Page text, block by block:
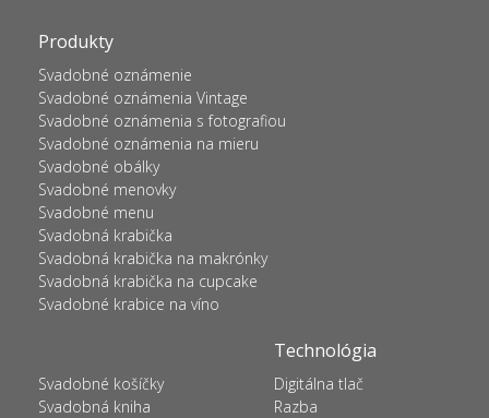
Produkty
Svadobné oznámenie
Svadobné oznámenia Vintage
Svadobné oznámenia s fotografiou
Svadobné oznámenia na mieru
Svadobné obálky
Svadobné menovky
Svadobné menu
Svadobná krabička
Svadobná krabička na makrónky
Svadobná krabička na cupcake
Svadobné krabice na víno
Svadobné košíčky
Svadobná kniha
Technológia
Digitálna tlač
Razba